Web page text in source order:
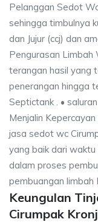
Pelanggan Sedot
sehingga timbulnya
dan Jujur (ccj) dan
Pengurasan Limbah
terangan hasil yang
penerangan hingga
Septictank . •
Menjalin
jasa sedot wc
yang baik dari
dalam proses
pembuangan limbah
Keungulan
Cirumpak